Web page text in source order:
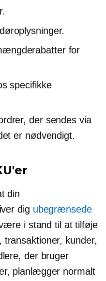
for
specifikke
der sendes via
er nødvendigt.
din
dig ubegrænsede
i stand til at tilføje
kunder,
der bruger
planlægger normalt